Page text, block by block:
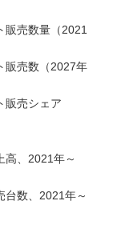
販売数量（2021
販売数（2027年
販売シェア
高、2021年～
台数、2021年～